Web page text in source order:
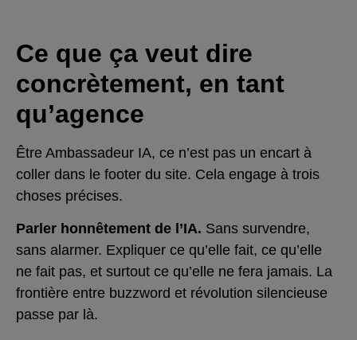
Ce que ça veut dire
concrètement, en tant
qu’agence
Être Ambassadeur IA, ce n’est pas un encart à
coller dans le footer du site. Cela engage à trois
choses précises.
Parler honnêtement de l’IA. Sans survendre,
sans alarmer. Expliquer ce qu’elle fait, ce qu’elle
ne fait pas, et surtout ce qu’elle ne fera jamais. La
frontière entre buzzword et révolution silencieuse
passe par là.